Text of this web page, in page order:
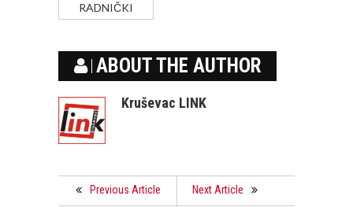
RADNIČKI
ABOUT THE AUTHOR
Kruševac LINK
Previous Article Next Article